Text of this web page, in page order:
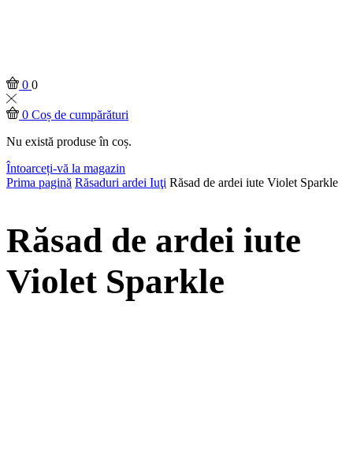
0 0
0 Coș de cumpărături
Nu există produse în coș.
Întoarceți-vă la magazin
Prima pagină Răsaduri ardei Iuţi Răsad de ardei iute Violet Sparkle
Răsad de ardei iute
Violet Sparkle